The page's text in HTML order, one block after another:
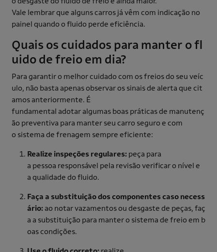
Vale lembrar que alguns carros já vêm com indicação no
painel quando o fluido perde eficiência.
Quais os cuidados para manter o fl
uido de freio em dia?
Para garantir o melhor cuidado com os freios do seu veíc
ulo, não basta apenas observar os sinais de alerta que cit
amos anteriormente. É
fundamental adotar algumas boas práticas de manutenç
ão preventiva para manter seu carro seguro e com
o sistema de frenagem sempre eficiente:
Realize inspeções regulares: peça para
a pessoa responsável pela revisão verificar o nível e
a qualidade do fluido.
Faça a substituição dos componentes caso necess
ário: ao notar vazamentos ou desgaste de peças, faç
a a substituição para manter o sistema de freio em b
oas condições.